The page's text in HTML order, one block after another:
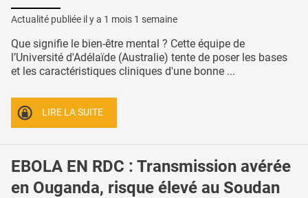
Actualité publiée il y a 1 mois 1 semaine
Que signifie le bien-être mental ? Cette équipe de
l’Université d'Adélaïde (Australie) tente de poser les bases
et les caractéristiques cliniques d'une bonne ...
LIRE LA SUITE
EBOLA EN RDC : Transmission avérée
en Ouganda, risque élevé au Soudan